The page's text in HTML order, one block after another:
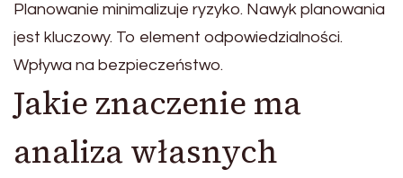
Planowanie minimalizuje ryzyko. Nawyk planowania
jest kluczowy. To element odpowiedzialności.
Wpływa na bezpieczeństwo.
Jakie znaczenie ma
analiza własnych